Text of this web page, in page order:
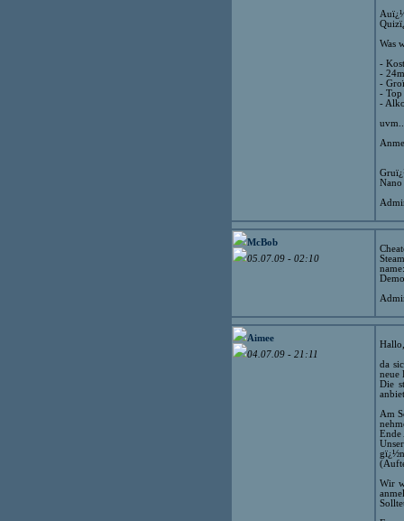
Was
-
-
-
- Top
-
Nano
McBob
05.07.09 - 02:10
Aimee
04.07.09 - 21:11
Hallo,
da
neue
Die
Am
Ende
Wir